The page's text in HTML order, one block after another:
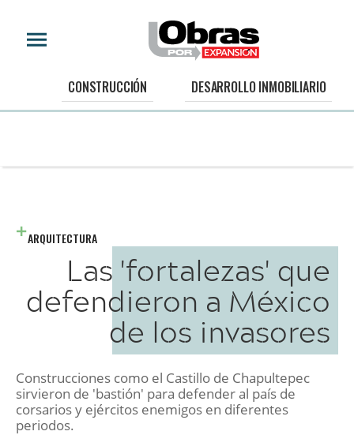
CONSTRUCCIÓN DESARROLLO INMOBILIARIO
ARQUITECTURA
Las 'fortalezas' que
defendieron a México
de los invasores
Construcciones como el Castillo de Chapultepec
sirvieron de 'bastión' para defender al país de
corsarios y ejércitos enemigos en diferentes
periodos.